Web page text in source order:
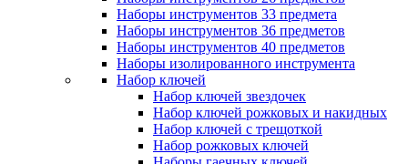
Наборы инструментов 33 предмета
Наборы инструментов 36 предметов
Наборы инструментов 40 предметов
Наборы изолированного инструмента
Набор ключей
Набор ключей звездочек
Набор ключей рожковых и накидных
Набор ключей с трещоткой
Набор рожковых ключей